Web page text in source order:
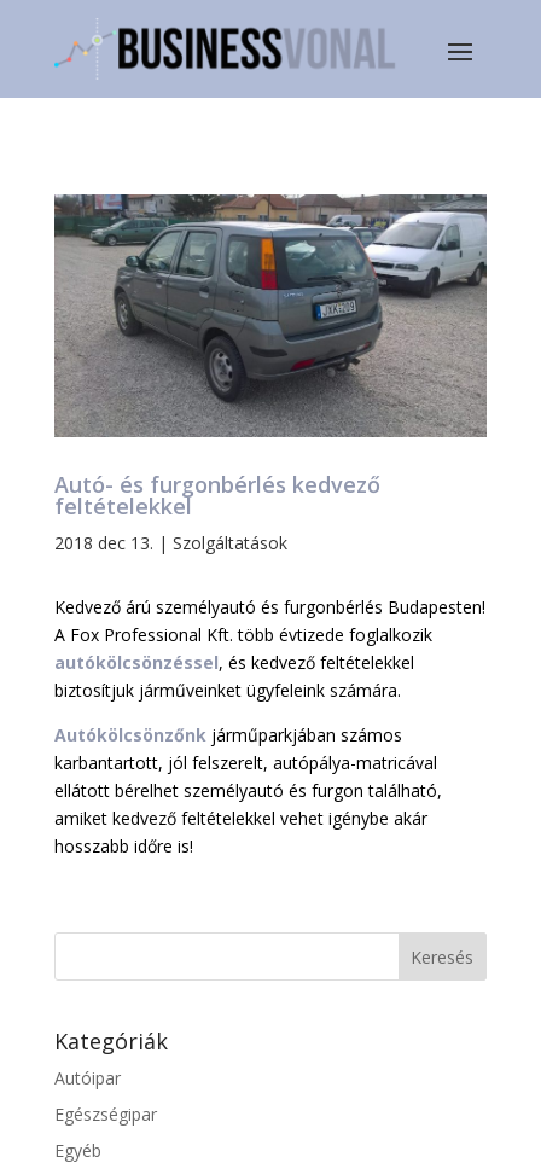
Autó- és furgonbérlés kedvező
feltételekkel
2018 dec 13. | Szolgáltatások
Kedvező árú személyautó és furgonbérlés Budapesten!
A Fox Professional Kft. több évtizede foglalkozik
autókölcsönzéssel, és kedvező feltételekkel
biztosítjuk járműveinket ügyfeleink számára.
Autókölcsönzőnk járműparkjában számos
karbantartott, jól felszerelt, autópálya-matricával
ellátott bérelhet személyautó és furgon található,
amiket kedvező feltételekkel vehet igénybe akár
hosszabb időre is!
Kategóriák
Autóipar
Egészségipar
Egyéb